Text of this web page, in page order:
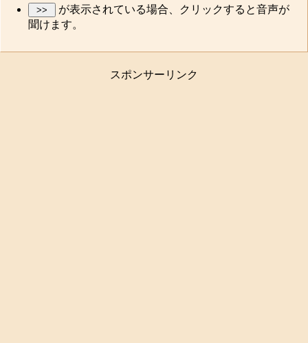
が表示されている場合、クリックすると音声が
聞けます。
スポンサーリンク